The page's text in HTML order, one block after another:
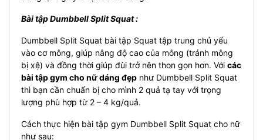
Bài tập Dumbbell Split Squat :
Dumbbell Split Squat bài tập Squat tập trung chủ yếu
vào cơ mông, giúp nâng độ cao của mông (tránh mông
bị xệ) và đồng thời giúp đùi trở nên thon gọn hơn. Với các
bài tập gym cho nữ dáng đẹp như Dumbbell Split Squat
thì bạn cần chuẩn bị cho mình 2 quả tạ tay với trọng
lượng phù hợp từ 2 – 4 kg/quả.
Cách thực hiện bài tập gym Dumbbell Split Squat cho nữ
như sau: